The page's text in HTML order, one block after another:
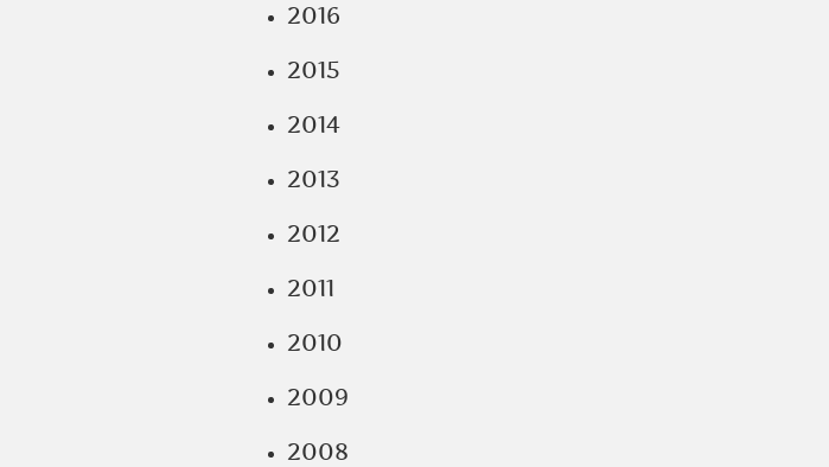
2016
2015
2014
2013
2012
2011
2010
2009
2008